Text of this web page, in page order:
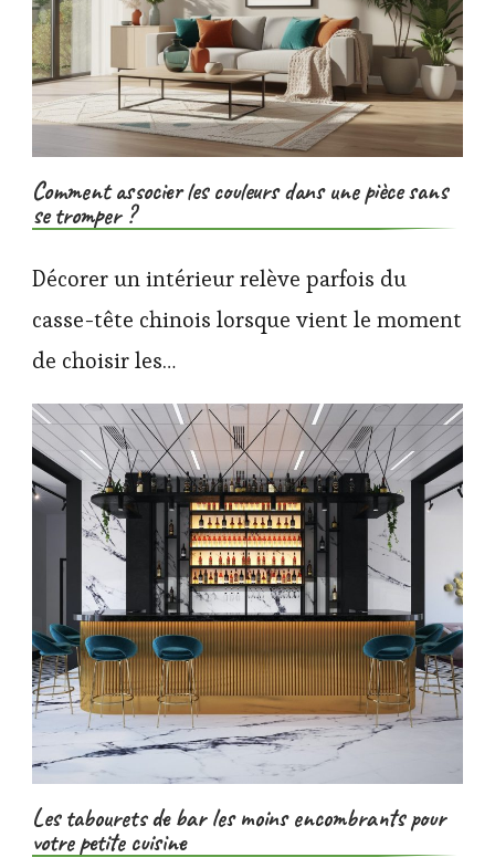
Comment associer les couleurs dans une pièce sans
se tromper ?
Décorer un intérieur relève parfois du
casse-tête chinois lorsque vient le moment
de choisir les…
Les tabourets de bar les moins encombrants pour
votre petite cuisine